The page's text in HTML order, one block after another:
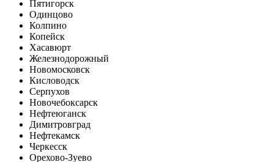
Пятигорск
Одинцово
Колпино
Копейск
Хасавюрт
Железнодорожный
Новомосковск
Кисловодск
Серпухов
Новочебоксарск
Нефтеюганск
Димитровград
Нефтекамск
Черкесск
Орехово-Зуево